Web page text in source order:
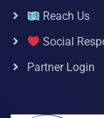
Reach Us
Social
Partner Login